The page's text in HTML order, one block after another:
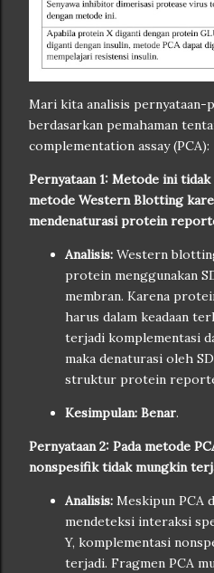
Mari kita analisis pernyataan-
berdasarkan pemahaman
complementation assay (PCA):
Pernyataan 1: Metode ini
metode Western Blotting
mendenaturasi protein
Analisis: Western
protein menggunakan
membran. Karena
harus dalam keadaan
terjadi komplementasi
maka denaturasi oleh
struktur protein
Kesimpulan: Benar.
Pernyataan 2: Pada metode
nonspesifik tidak mungkin
Analisis: Meskipun PCA
mendeteksi interaksi
Y, komplementasi
terjadi. Fragmen PCA